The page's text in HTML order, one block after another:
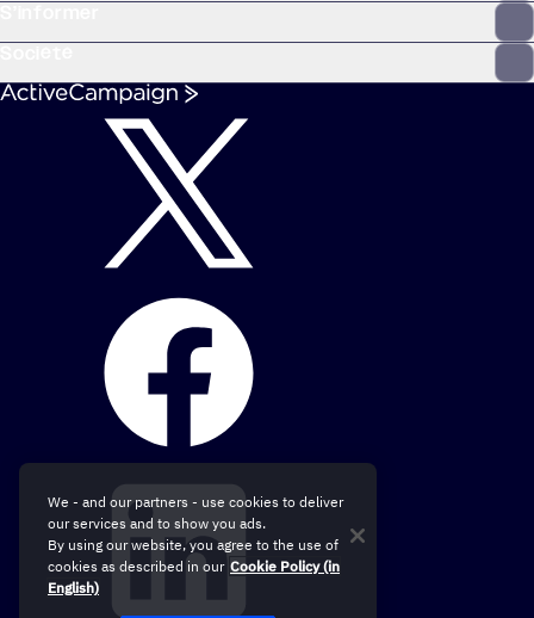
We - and our partners - use cookies to deliver
our services and to show you ads.
By using our website, you agree to the use of
cookies as described in our Cookie Policy (in
English)